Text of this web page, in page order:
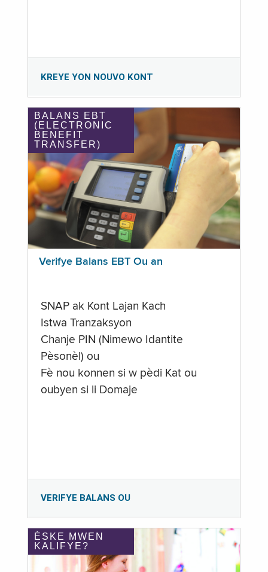
KREYE YON NOUVO KONT
BALANS EBT
(ELECTRONIC
BENEFIT
TRANSFER)
Verifye Balans EBT Ou an
SNAP ak Kont Lajan Kach
Istwa Tranzaksyon
Chanje PIN (Nimewo Idantite
Pèsonèl) ou
Fè nou konnen si w pèdi Kat ou
oubyen si li Domaje
VERIFYE BALANS OU
ÈSKE MWEN
KALIFYE?